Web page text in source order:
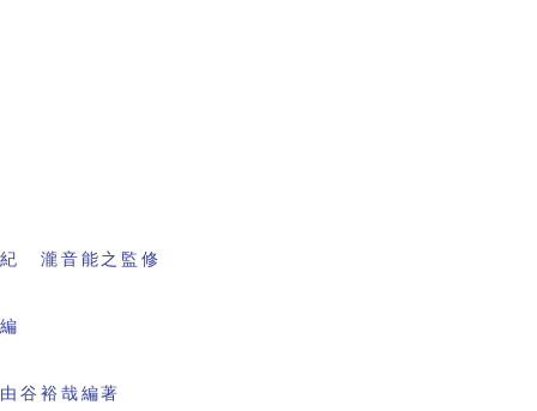
紀 瀧音能之監修
谷裕哉編著